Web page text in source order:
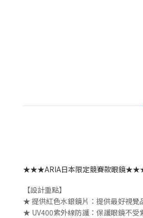
★★★ARIA日本限定競賽款眼鏡
【設計重點】
★ 提供紅色水銀鏡片： 提供最好視覺
★ UV400紫外線防護：保護眼鏡不受